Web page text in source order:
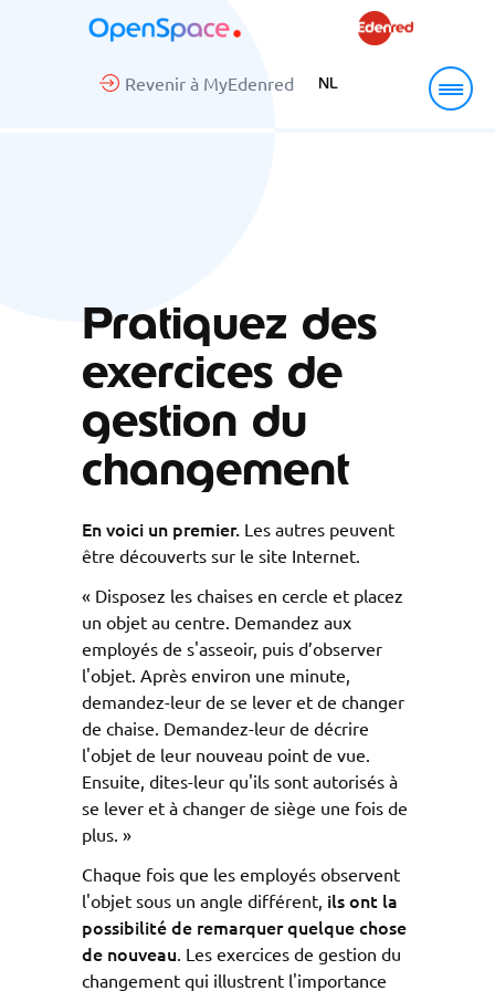
Revenir à MyEdenred NL
Pratiquez des
exercices de
gestion du
changement
En voici un premier. Les autres peuvent
être découverts sur le site Internet.
« Disposez les chaises en cercle et placez
un objet au centre. Demandez aux
employés de s'asseoir, puis d’observer
l'objet. Après environ une minute,
demandez-leur de se lever et de changer
de chaise. Demandez-leur de décrire
l'objet de leur nouveau point de vue.
Ensuite, dites-leur qu'ils sont autorisés à
se lever et à changer de siège une fois de
plus. »
Chaque fois que les employés observent
l'objet sous un angle différent, ils ont la
possibilité de remarquer quelque chose
de nouveau . Les exercices de gestion du
changement qui illustrent l'importance